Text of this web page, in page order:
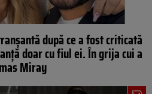
după ce a fost criticată
doar cu fiul ei. În grija cui a
Miray